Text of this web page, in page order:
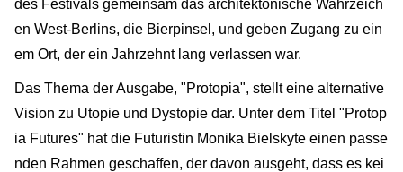
des Festivals gemeinsam das architektonische Wahrzeich
en West-Berlins, die Bierpinsel, und geben Zugang zu ein
em Ort, der ein Jahrzehnt lang verlassen war.
Das Thema der Ausgabe, "Protopia", stellt eine alternative
Vision zu Utopie und Dystopie dar. Unter dem Titel "Protop
ia Futures" hat die Futuristin Monika Bielskyte einen passe
nden Rahmen geschaffen, der davon ausgeht, dass es kei